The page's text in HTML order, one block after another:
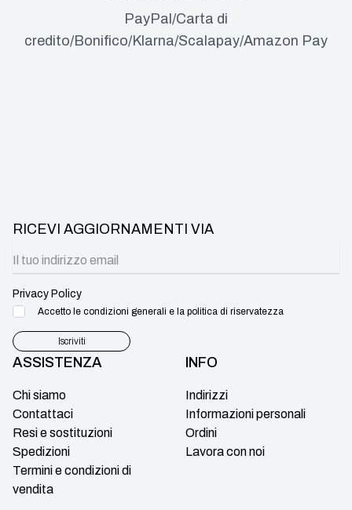
PayPal/Carta di
credito/Bonifico/Klarna/Scalapay/Amazon Pay
ASSISTENZA
Chi siamo
Contattaci
Resi e sostituzioni
Spedizioni
Termini e condizioni di
vendita
INFO
Indirizzi
Informazioni personali
Ordini
Lavora con noi
RICEVI AGGIORNAMENTI VIA
Privacy Policy
Accetto le condizioni generali e la politica di riservatezza
Iscriviti